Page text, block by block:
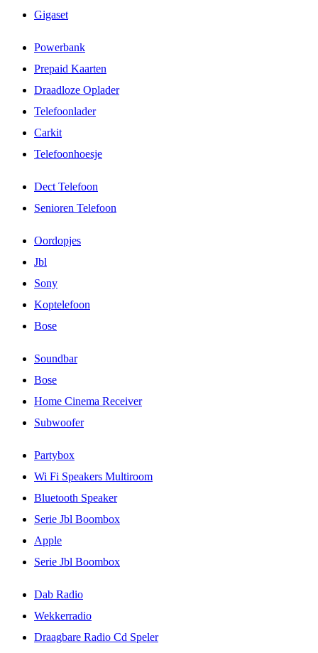
Gigaset
Powerbank
Prepaid Kaarten
Draadloze Oplader
Telefoonlader
Carkit
Telefoonhoesje
Dect Telefoon
Senioren Telefoon
Oordopjes
Jbl
Sony
Koptelefoon
Bose
Soundbar
Bose
Home Cinema Receiver
Subwoofer
Partybox
Wi Fi Speakers Multiroom
Bluetooth Speaker
Serie Jbl Boombox
Apple
Serie Jbl Boombox
Dab Radio
Wekkerradio
Draagbare Radio Cd Speler